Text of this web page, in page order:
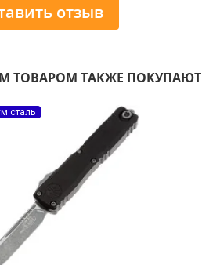
отзыв
ТОВАРОМ ТАКЖЕ ПОКУПАЮТ
сталь